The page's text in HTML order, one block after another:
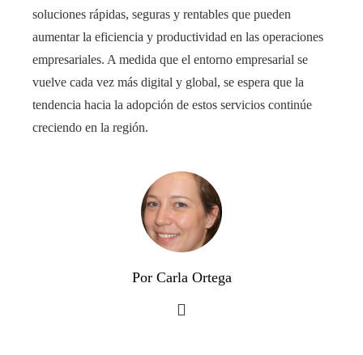
soluciones rápidas, seguras y rentables que pueden
aumentar la eficiencia y productividad en las operaciones
empresariales. A medida que el entorno empresarial se
vuelve cada vez más digital y global, se espera que la
tendencia hacia la adopción de estos servicios continúe
creciendo en la región.
Por Carla Ortega